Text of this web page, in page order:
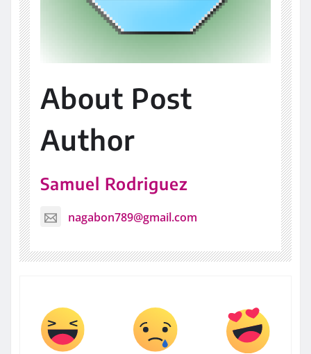
About Post
Author
Samuel Rodriguez
nagabon789@gmail.com